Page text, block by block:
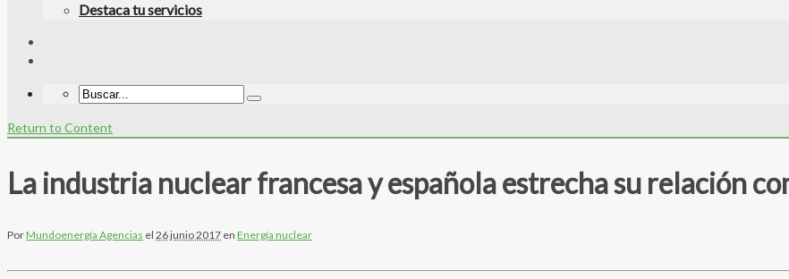
Destaca tu servicios
Return to Content
La industria nuclear francesa y española estrecha su relación
PorMundoenergía Agencias el 26 junio 2017 en Energía nuclear